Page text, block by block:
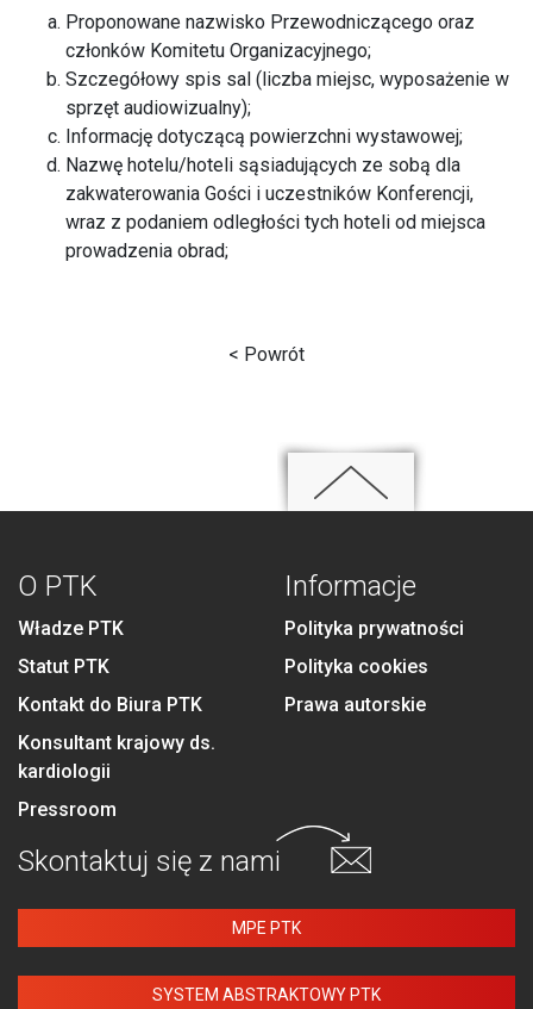
Proponowane nazwisko Przewodniczącego oraz
członków Komitetu Organizacyjnego;
Szczegółowy spis sal (liczba miejsc, wyposażenie w
sprzęt audiowizualny);
Informację dotyczącą powierzchni wystawowej;
Nazwę hotelu/hoteli sąsiadujących ze sobą dla
zakwaterowania Gości i uczestników Konferencji,
wraz z podaniem odległości tych hoteli od miejsca
prowadzenia obrad;
< Powrót
O PTK
Władze PTK
Statut PTK
Kontakt do Biura PTK
Konsultant krajowy ds.
kardiologii
Pressroom
Informacje
Polityka prywatności
Polityka cookies
Prawa autorskie
Skontaktuj się z nami
MPE PTK
SYSTEM ABSTRAKTOWY PTK